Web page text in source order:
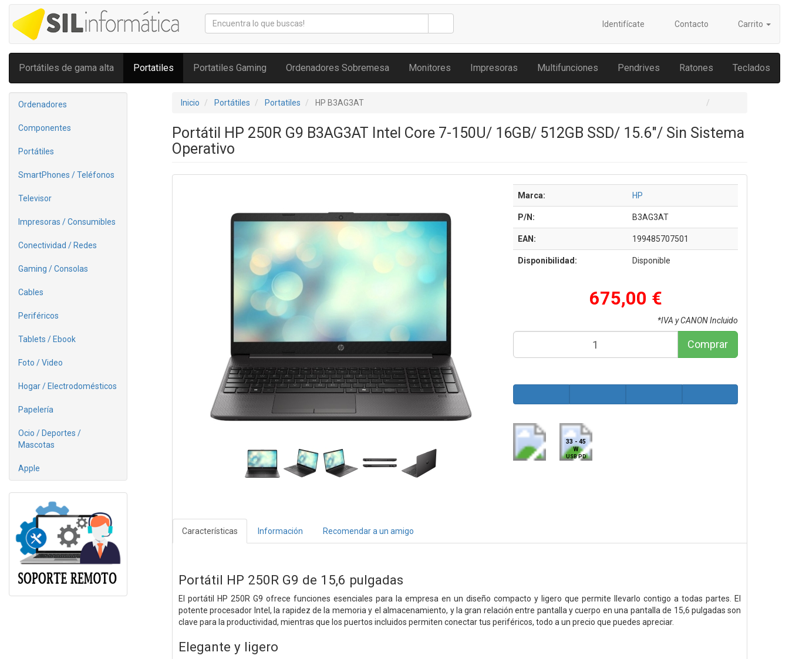
Identifícate Contacto Carrito
Portátiles de gama alta Portatiles Portatiles Gaming Ordenadores Sobremesa Monitores Impresoras Multifunciones Pendrives Ratones Teclados
Ordenadores
Componentes
Portátiles
SmartPhones / Teléfonos
Televisor
Impresoras / Consumibles
Conectividad / Redes
Gaming / Consolas
Cables
Periféricos
Tablets / Ebook
Foto / Video
Hogar / Electrodomésticos
Papelería
Ocio / Deportes /
Mascotas
Apple
Inicio Portátiles Portatiles HP B3AG3AT
Portátil HP 250R G9 B3AG3AT Intel Core 7-150U/ 16GB/ 512GB SSD/ 15.6"/ Sin Sistema
Operativo
Marca: HP
P/N: B3AG3AT
EAN: 199485707501
Disponibilidad: Disponible
675,00 €
*IVA y CANON Incluido
Comprar
33 - 45
W
USB PD
Características Información Recomendar a un amigo
Portátil HP 250R G9 de 15,6 pulgadas
El portátil HP 250R G9 ofrece funciones esenciales para la empresa en un diseño compacto y ligero que permite llevarlo contigo a todas partes. El
potente procesador Intel, la rapidez de la memoria y el almacenamiento, y la gran relación entre pantalla y cuerpo en una pantalla de 15,6 pulgadas son
clave para la productividad, mientras que los puertos incluidos permiten conectar tus periféricos, todo a un precio que puedes apreciar.
Elegante y ligero